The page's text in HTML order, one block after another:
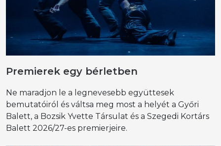
Premierek egy bérletben
Ne maradjon le a legnevesebb együttesek
bemutatóiról és váltsa meg most a helyét a Győri
Balett, a Bozsik Yvette Társulat és a Szegedi Kortárs
Balett 2026/27-es premierjeire.